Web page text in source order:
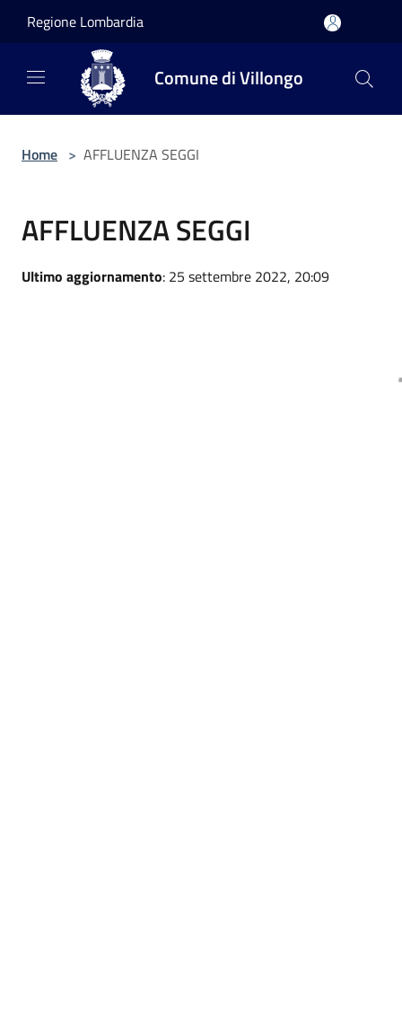
Regione Lombardia
Comune di Villongo
Home > AFFLUENZA SEGGI
AFFLUENZA SEGGI
Ultimo aggiornamento: 25 settembre 2022, 20:09